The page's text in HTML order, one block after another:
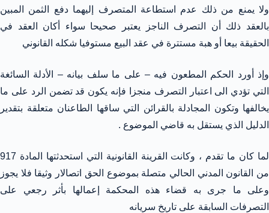
ولا يمنع من ذلك عدم استطاعة المتصرف إليهما دفع الثمن المبين
بالعقد ذلك أن التصرف الناجز يعتبر صحيحا سواء أكان العقد في
الحقيقة بيعا أو هبة مستترة في عقد البيع مستوفيا شكله القانوني
وإذ أورد الحكم المطعون فيه – على ما سلف بيانه – الأدلة السائغة
التي تؤدي الى اعتبار التصرف منجزا فإنه يكون قد تضمن الرد على ما
يخالفها وتكون المجادلة بالقرائن التي ساقها الطاعنان متعلقة بتقدير
الدليل الذي يستقل به قاضي الموضوع .
لما كان ما تقدم ، وكانت القرينة القانونية التي استحدثتها المادة 917
من القانون المدني الحالي متصلة بموضوع الحق اتصالار وثيقا فلا يجوز
وعلى ما جرى به قضاء هذه المحكمة إعمالها بأثر رجعي على
التصرفات السابقة على تاريخ سريانه